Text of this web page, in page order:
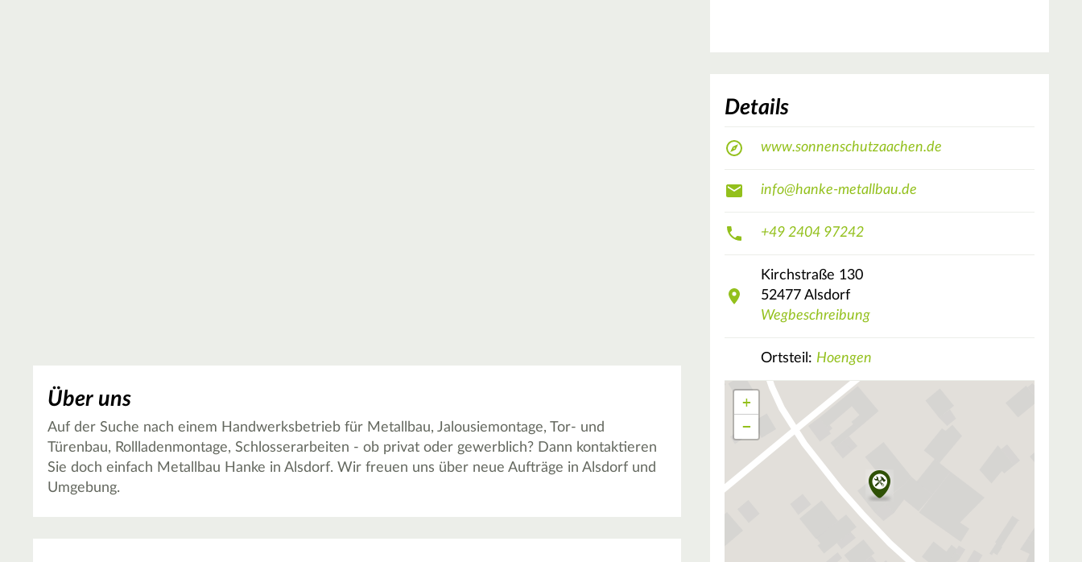
Über uns
Auf der Suche nach einem Handwerksbetrieb für Metallbau, Jalousiemontage, Tor- und
Türenbau, Rollladenmontage, Schlosserarbeiten - ob privat oder gewerblich? Dann kontaktieren
Sie doch einfach Metallbau Hanke in Alsdorf. Wir freuen uns über neue Aufträge in Alsdorf und
Umgebung.
Details
www.sonnenschutzaachen.de
info@hanke-metallbau.de
+49 2404 97242
Kirchstraße 130
52477 Alsdorf
Wegbeschreibung
Ortsteil: Hoengen
+
−